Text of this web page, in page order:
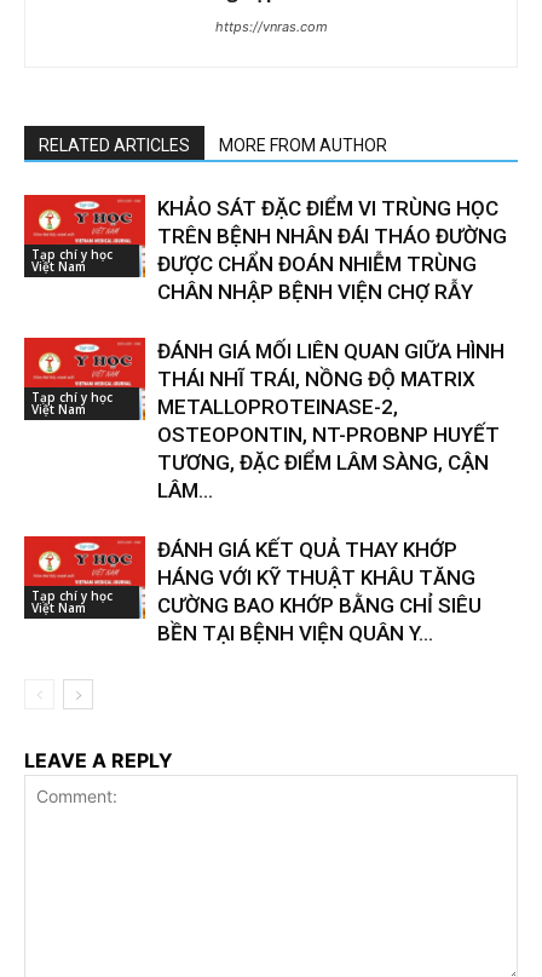
https://vnras.com
RELATED ARTICLES MORE FROM AUTHOR
Tạp chí y học
Việt Nam
KHẢO SÁT ĐẶC ĐIỂM VI TRÙNG HỌC
TRÊN BỆNH NHÂN ĐÁI THÁO ĐƯỜNG
ĐƯỢC CHẨN ĐOÁN NHIỄM TRÙNG
CHÂN NHẬP BỆNH VIỆN CHỢ RẪY
Tạp chí y học
Việt Nam
ĐÁNH GIÁ MỐI LIÊN QUAN GIỮA HÌNH
THÁI NHĨ TRÁI, NỒNG ĐỘ MATRIX
METALLOPROTEINASE-2,
OSTEOPONTIN, NT-PROBNP HUYẾT
TƯƠNG, ĐẶC ĐIỂM LÂM SÀNG, CẬN
LÂM...
Tạp chí y học
Việt Nam
ĐÁNH GIÁ KẾT QUẢ THAY KHỚP
HÁNG VỚI KỸ THUẬT KHÂU TĂNG
CƯỜNG BAO KHỚP BẰNG CHỈ SIÊU
BỀN TẠI BỆNH VIỆN QUÂN Y...
LEAVE A REPLY